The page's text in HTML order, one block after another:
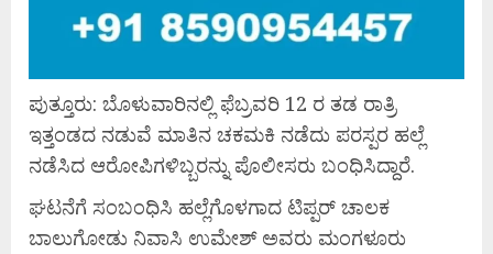
ಪುತ್ತೂರು: ಬೊಳುವಾರಿನಲ್ಲಿ ಫೆಬ್ರವರಿ 12 ರ ತಡ ರಾತ್ರಿ
ಇತ್ತಂಡದ ನಡುವೆ ಮಾತಿನ ಚಕಮಕಿ ನಡೆದು ಪರಸ್ಪರ ಹಲ್ಲೆ
ನಡೆಸಿದ ಆರೋಪಿಗಳಿಬ್ಬರನ್ನು ಪೊಲೀಸರು ಬಂಧಿಸಿದ್ದಾರೆ.
ಘಟನೆಗೆ ಸಂಬಂಧಿಸಿ ಹಲ್ಲೆಗೊಳಗಾದ ಟಿಪ್ಪರ್ ಚಾಲಕ
ಬಾಲುಗೋಡು ನಿವಾಸಿ ಉಮೇಶ್ ಅವರು ಮಂಗಳೂರು